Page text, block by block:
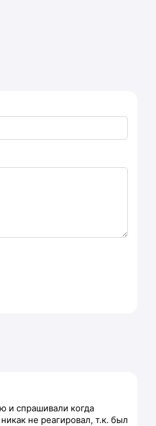
и спрашивали когда
не реагировал, т.к. был